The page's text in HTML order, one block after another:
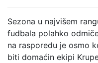
Sezona u najvišem
fudbala polahko
na rasporedu je osmo
biti domaćin ekipi